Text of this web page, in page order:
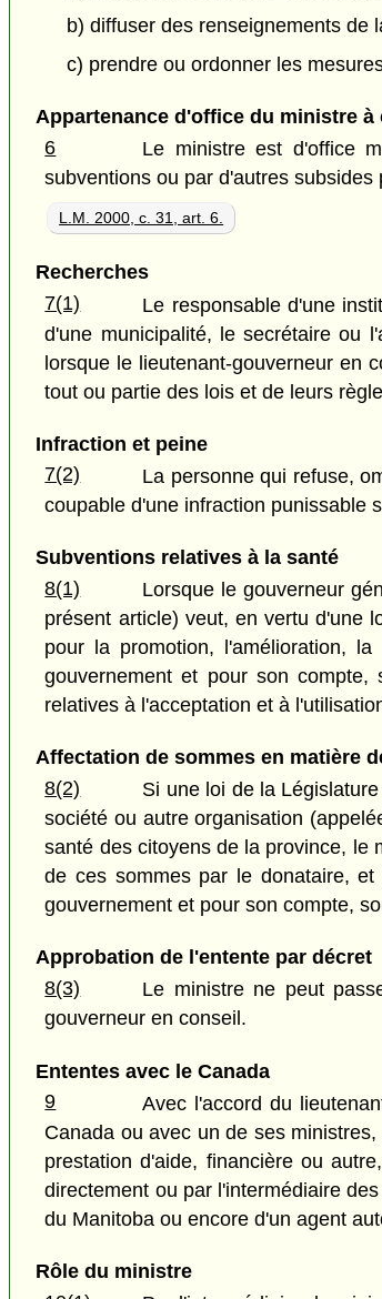
b) diffuser des renseignements de
c) prendre ou ordonner les
Appartenance d'office du ministre
6
Le ministre est d'office
subventions ou par d'autres
L.M. 2000, c. 31, art. 6.
Recherches
7(1)
Le responsable d'une
d'une municipalité, le secrétaire ou
lorsque le lieutenant-gouverneur en
tout ou partie des lois et de leurs
Infraction et peine
7(2)
La personne qui refuse,
coupable d'une infraction punissable
Subventions relatives à la santé
8(1)
Lorsque le gouverneur
présent article) veut, en vertu d'une
pour la promotion, l'amélioration,
gouvernement et pour son
relatives à l'acceptation et à
Affectation de sommes en matière
8(2)
Si une loi de la
société ou autre organisation
santé des citoyens de la province, le
de ces sommes par le donataire,
gouvernement et pour son compte,
Approbation de l'entente par décret
8(3)
Le ministre ne peut
gouverneur en conseil.
Ententes avec le Canada
9
Avec l'accord du
Canada ou avec un de ses
prestation d'aide, financière ou
directement ou par l'intermédiaire
du Manitoba ou encore d'un agent
Rôle du ministre